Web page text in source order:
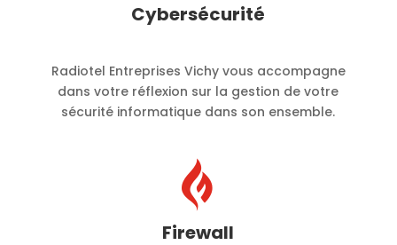
Cybersécurité
Radiotel Entreprises Vichy vous accompagne
dans votre réflexion sur la gestion de votre
sécurité informatique dans son ensemble.

Firewall